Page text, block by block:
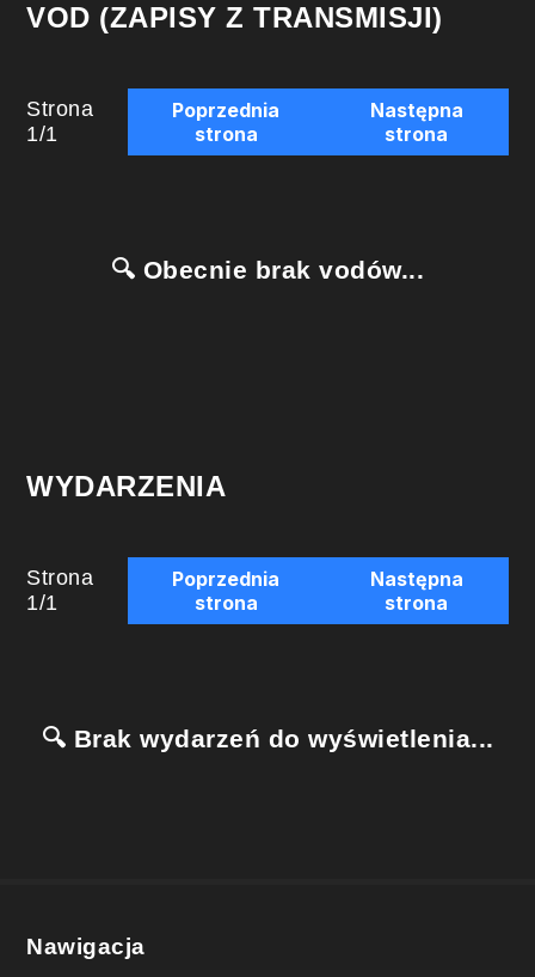
VOD (ZAPISY Z TRANSMISJI)
Strona
1/1
Poprzednia
strona
Następna
strona
🔍 Obecnie brak vodów...
WYDARZENIA
Strona
1/1
Poprzednia
strona
Następna
strona
🔍 Brak wydarzeń do wyświetlenia...
Nawigacja